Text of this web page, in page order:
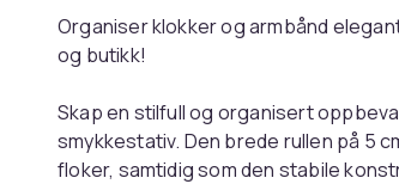
Organiser klokker og armbånd
og butikk!
Skap en stilfull og organisert
smykkestativ. Den brede rullen på 5
floker, samtidig som den stabile